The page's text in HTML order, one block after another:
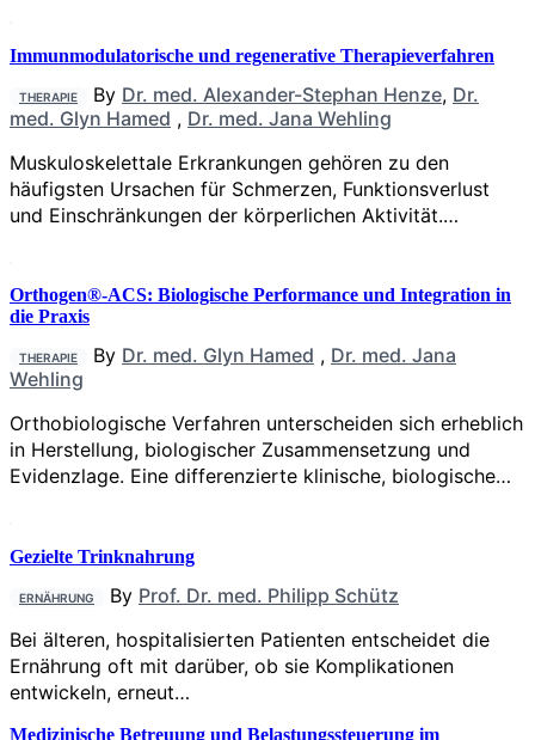
Immunmodulatorische und regenerative Therapieverfahren
THERAPIE By Dr. med. Alexander-Stephan Henze, Dr.
med. Glyn Hamed , Dr. med. Jana Wehling
Muskuloskelettale Erkrankungen gehören zu den
häufigsten Ursachen für Schmerzen, Funktionsverlust
und Einschränkungen der körperlichen Aktivität.…
Orthogen®-ACS: Biologische Performance und Integration in
die Praxis
THERAPIE By Dr. med. Glyn Hamed , Dr. med. Jana
Wehling
Orthobiologische Verfahren unterscheiden sich erheblich
in Herstellung, biologischer Zusammensetzung und
Evidenzlage. Eine differenzierte klinische, biologische…
Gezielte Trinknahrung
ERNÄHRUNG By Prof. Dr. med. Philipp Schütz
Bei älteren, hospitalisierten Patienten entscheidet die
Ernährung oft mit darüber, ob sie Komplikationen
entwickeln, erneut…
Medizinische Betreuung und Belastungssteuerung im